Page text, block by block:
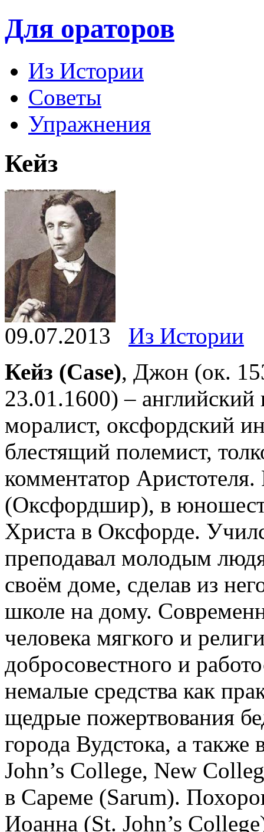
Для ораторов
Из Истории
Советы
Упражнения
Кейз
09.07.2013
Из Истории
Кейз (Case), Джон (ок.
23.01.1600) –
моралист, оксфордский
блестящий полемист,
комментатор Аристотеля.
(Оксфордшир), в
Христа в Оксфорде.
преподавал молодым
своём доме, сделав из
школе на дому.
человека мягкого и
добросовестного и
немалые средства как
щедрые пожертвования
города Вудстока, а также
John’s College, New
в Сареме (Sarum).
Иоанна (St. John’s